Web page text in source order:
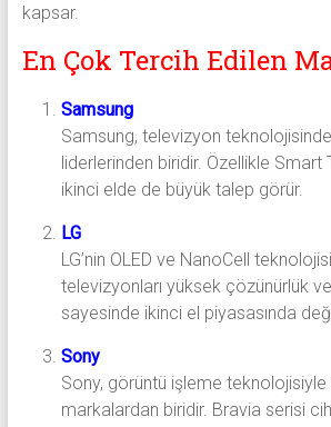
kapsar.
En Çok Tercih Edilen
Samsung
Samsung, televizyon
liderlerinden biridir. Özellikle Smart
ikinci elde de büyük talep görür.
LG
LG’nin OLED ve NanoCell
televizyonları yüksek çözünürlük
sayesinde ikinci el piyasasında
Sony
Sony, görüntü işleme teknolojisiyle
markalardan biridir. Bravia serisi